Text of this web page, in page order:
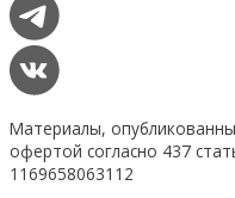
Материалы,
офертой согласно 437
1169658063112